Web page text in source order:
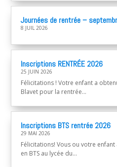
Journées de rentrée –
8 JUIL 2026
Inscriptions RENTRÉE 2026
25 JUIN 2026
Félicitations ! Votre enfant a
Blavet pour la rentrée...
Inscriptions BTS rentrée 2026
29 MAI 2026
Félicitations! Vous ou votre
en BTS au lycée du...